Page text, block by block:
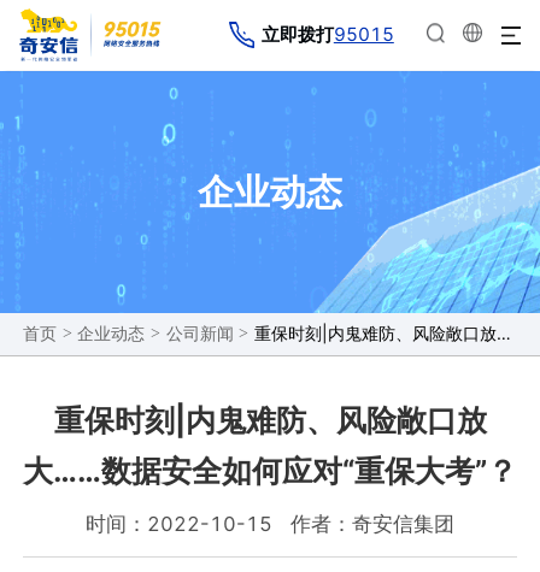
立即拨打95015
企业动态
首页 > 企业动态 > 公司新闻 > 重保时刻|内鬼难防、风险敞口放大……数据安全如何应对“重保大考”？
重保时刻|内鬼难防、风险敞口放
大……数据安全如何应对“重保大考”？
时间：2022-10-15 作者：奇安信集团